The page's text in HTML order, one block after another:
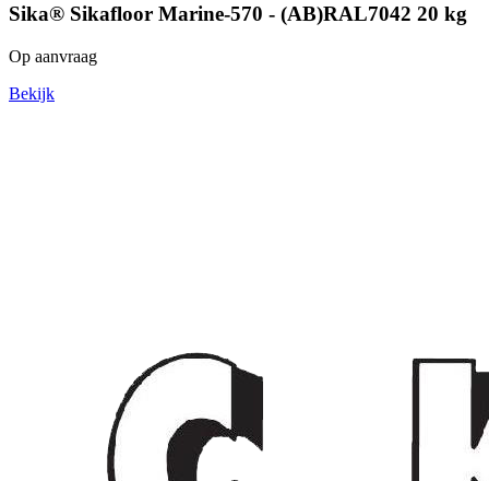
Sika® Sikafloor Marine-570 - (AB)RAL7042 20 kg
Op aanvraag
Bekijk